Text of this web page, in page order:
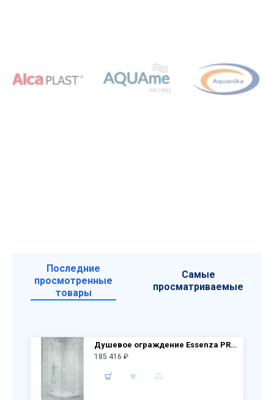
Последние
просмотренные
товары
Самые
просматриваемые
Душевое ограждение Essenza PRO PDD 90х90 10095090-01-01L + 10095090-01-01R (стекло прозр.)
185 416 ₽